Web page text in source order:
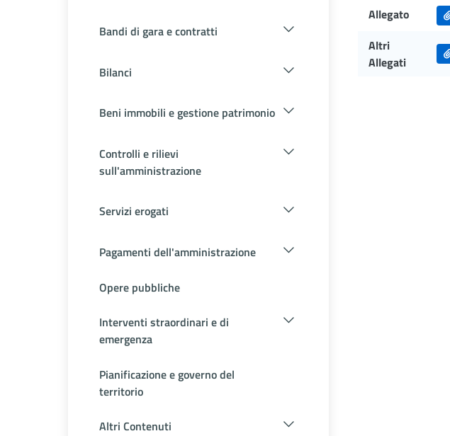
Bandi di gara e contratti
Bilanci
Beni immobili e gestione patrimonio
Controlli e rilievi
sull'amministrazione
Servizi erogati
Pagamenti dell'amministrazione
Opere pubbliche
Interventi straordinari e di
emergenza
Pianificazione e governo del
territorio
Altri Contenuti
Allegato
Altri
Allegati